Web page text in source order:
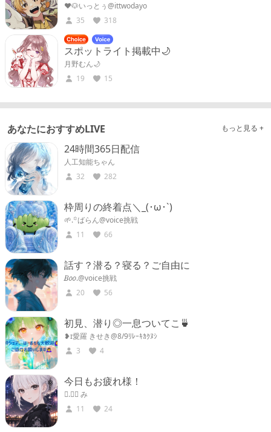
♥🐶いっとぅ@ittwodayo
35
318
スポットライト掲載中🌙
月野むん🌙
19
15
あなたにおすすめLIVE もっと見る +
24時間365日配信
人工知能ちゃん
32
282
枠周りの終着点＼_(･ω･`)
‪🌱.꙳ばらん@voice挑戦
11
66
話す？潜る？寝る？ご自由に
𝐵𝑜𝑜.@voice挑戦
20
56
初見、潜り◎一息ついてこ🍵
❥ɪ愛羅 きせき@8/9ﾘﾚｰｷｶｸﾇｼ
3
4
今日もお疲れ様！
☁︎.ྀི み
11
24